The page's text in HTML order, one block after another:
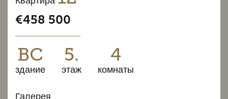
€458 500
BC
здание
5.
этаж
4
комнаты
Галерея